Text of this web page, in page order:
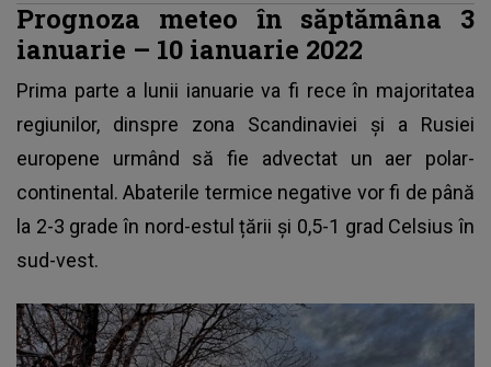
Prognoza meteo în săptămâna 3
ianuarie – 10 ianuarie 2022
Prima parte a lunii ianuarie va fi rece în majoritatea
regiunilor, dinspre zona Scandinaviei și a Rusiei
europene urmând să fie advectat un aer polar-
continental. Abaterile termice negative vor fi de până
la 2-3 grade în nord-estul țării și 0,5-1 grad Celsius în
sud-vest.